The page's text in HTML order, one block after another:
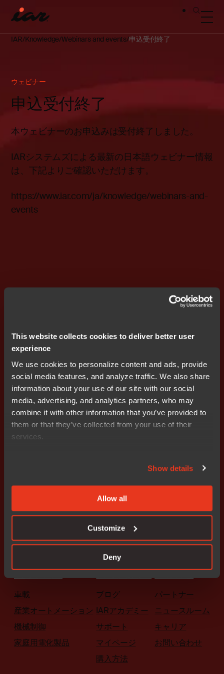
This website collects cookies to deliver better user
experience
We use cookies to personalize content and ads, provide
social media features, and analyze traffic. We also share
information about your use of our site with our social
media, advertising, and analytics partners, who may
combine it with other information that you’ve provided to
them or that they’ve collected from your use of their
services.
Show details
Allow all
Customize
Deny
IAR Knowledge Webinars and events 申込受付終了
ウェビナー
申込受付終了
本ウェビナーのお申込みは受付終了しました。
IARシステムズによる最新の日本語ウェビナー情報
は、下記よりご確認いただけます。
https://www.iar.com/ja/knowledge/webinars-and-
events
お気軽にお問い合わせくださ
日本オフィスのメンバーが日本
語でサポートいたします。
見積依頼
プラットフォーム
機能安全
マイクロコントローラアーキテクチャ
すべての製品
車載
産業オートメーション
機械制御
家庭用電化製品
ブログ
IARアカデミー
サポート
マイページ
購入方法
パートナー
ニュースルーム
キャリア
お問い合わせ